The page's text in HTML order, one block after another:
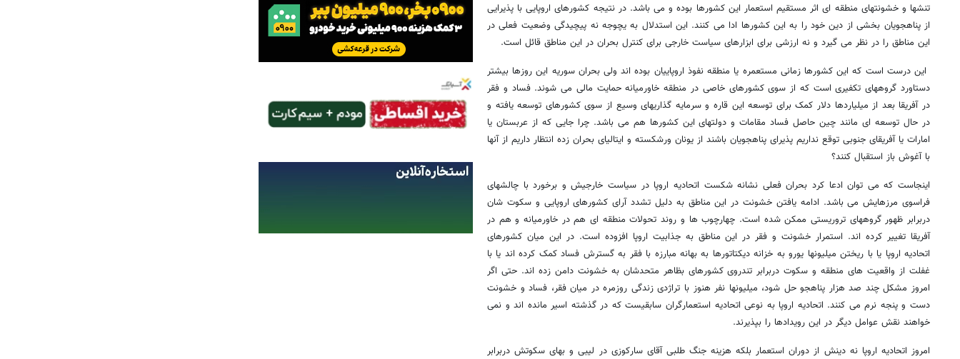
تنشها و خشونتهای منطقه ای اثر مستقیم استعمار این کشورها بوده و می باشد. در نتیجه کشورهای اروپایی با پذیرایی
از پناهجویان بخشی از دین خود را به این کشورها ادا می کنند. این استدلال به یچوجه نه پیچیدگی وضعیت فعلی در
این مناطق را در نظر می گیرد و نه ارزشی برای ابزارهای سیاست خارجی برای کنترل بحران در این مناطق قائل است.
این درست است که این کشورها زمانی مستعمره یا منطقه نفوذ اروپاییان بوده اند ولی بحران سوریه این روزها بیشتر
دستاورد گروههای تکفیری است که از سوی کشورهای خاصی در منطقه خاورمیانه حمایت مالی می شوند. فساد و فقر
در آفریقا بعد از میلیاردها دلار کمک برای توسعه این قاره و سرمایه گذاریهای وسیع از سوی کشورهای توسعه یافته و
در حال توسعه ای مانند چین حاصل فساد مقامات و دولتهای این کشورها هم می باشد. چرا جایی که از عربستان یا
امارات یا آفریقای جنوبی توقع نداریم پذیرای پناهجویان باشند از یونان ورشکسته و ایتالیای بحران زده انتظار داریم از آنها
با آغوش باز استقبال کنند؟
اینجاست که می توان ادعا کرد بحران فعلی نشانه شکست اتحادیه اروپا در سیاست خارجیش و برخورد با چالشهای
فراسوی مرزهایش می باشد. ادامه یافتن خشونت در این مناطق به دلیل تشدد آرای کشورهای اروپایی و سکوت شان
دربرابر ظهور گروههای تروریستی ممکن شده است. چهارچوب ها و روند تحولات منطقه ای هم در خاورمیانه و هم در
آفریقا تغییر کرده اند. استمرار خشونت و فقر در این مناطق به جذابیت اروپا افزوده است. در این میان کشورهای
اتحادیه اروپا یا با ریختن میلیونها یورو به خزانه دیکتاتورها به بهانه مبارزه با فقر به گسترش فساد کمک کرده اند یا با
غفلت از واقعیت های منطقه و سکوت دربرابر تندروی کشورهای بظاهر متحدشان به خشونت دامن زده اند. حتی اگر
امروز مشکل چند صد هزار پناهجو حل شود، میلیونها نفر هنوز با تراژدی زندگی روزمره در میان فقر، فساد و خشونت
دست و پنجه نرم می کنند. اتحادیه اروپا به نوعی اتحادیه استعمارگران سابقیست که در گذشته اسیر مانده اند و نمی
خواهند نقش عوامل دیگر در این رویدادها را بپذیرند.
امروز اتحادیه اروپا نه دینش از دوران استعمار بلکه هزینه جنگ طلبی آقای سارکوزی در لیبی و بهای سکوتش دربرابر